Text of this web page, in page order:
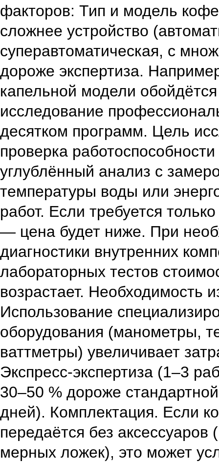
факторов: Тип и модель
сложнее устройство
суперавтоматическая, с
дороже экспертиза.
капельной модели
исследование
десятком программ. Цель
проверка
углублённый анализ с
температуры воды или
работ. Если требуется
— цена будет ниже. При
диагностики внутренних
лабораторных тестов
возрастает. Необходимость
Использование
оборудования (манометры,
ваттметры) увеличивает
Экспресс‑экспертиза (1–3
30–50 % дороже
дней). Комплектация. Если
передаётся без
мерных ложек), это может